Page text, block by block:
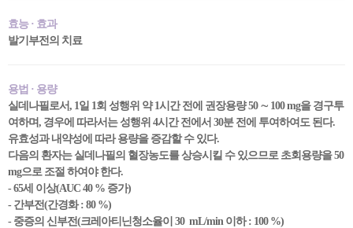
효능 · 효과
발기부전의 치료
용법 · 용량
실데나필로서, 1일 1회 성행위 약 1시간 전에 권장용량 50 ∼ 100 mg을 경구투
여하며, 경우에 따라서는 성행위 4시간 전에서 30분 전에 투여하여도 된다.
유효성과 내약성에 따라 용량을 증감할 수 있다.
다음의 환자는 실데나필의 혈장농도를 상승시킬 수 있으므로 초회용량을 50
mg으로 조절 하여야 한다.
- 65세 이상(AUC 40 % 증가)
- 간부전(간경화 : 80 %)
- 중증의 신부전(크레아티닌청소율이 30 mL/min 이하 : 100 %)